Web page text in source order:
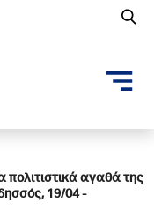
πολιτιστικά αγαθά της
19/04 -